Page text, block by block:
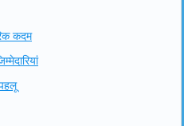
कदम